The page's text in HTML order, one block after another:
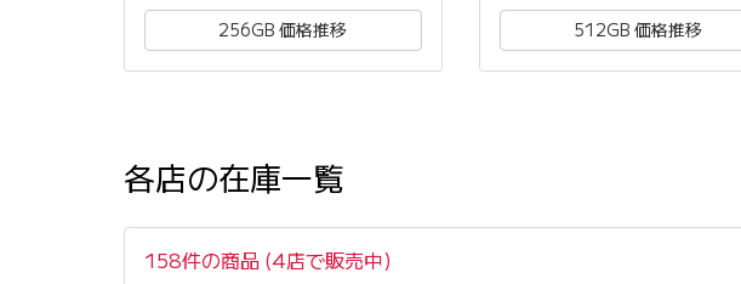
256GB 価格推移 512GB 価格推移
各店の在庫一覧
158件の商品 (4店で販売中)